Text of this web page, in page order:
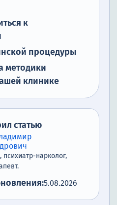
к
процедуры
методики
клинике
статью
психиатр-нарколог,
5.08.2026